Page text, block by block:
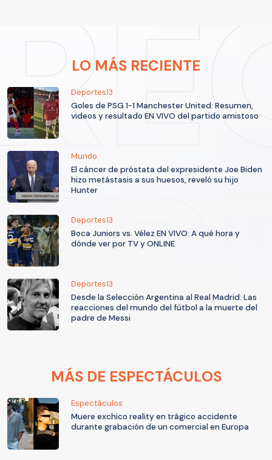
LO MÁS RECIENTE
Deportes13
Goles de PSG 1-1 Manchester United: Resumen,
videos y resultado EN VIVO del partido amistoso
Mundo
El cáncer de próstata del expresidente Joe Biden
hizo metástasis a sus huesos, reveló su hijo
Hunter
Deportes13
Boca Juniors vs. Vélez EN VIVO: A qué hora y
dónde ver por TV y ONLINE
Deportes13
Desde la Selección Argentina al Real Madrid: Las
reacciones del mundo del fútbol a la muerte del
padre de Messi
MÁS DE ESPECTÁCULOS
Espectáculos
Muere exchico reality en trágico accidente
durante grabación de un comercial en Europa